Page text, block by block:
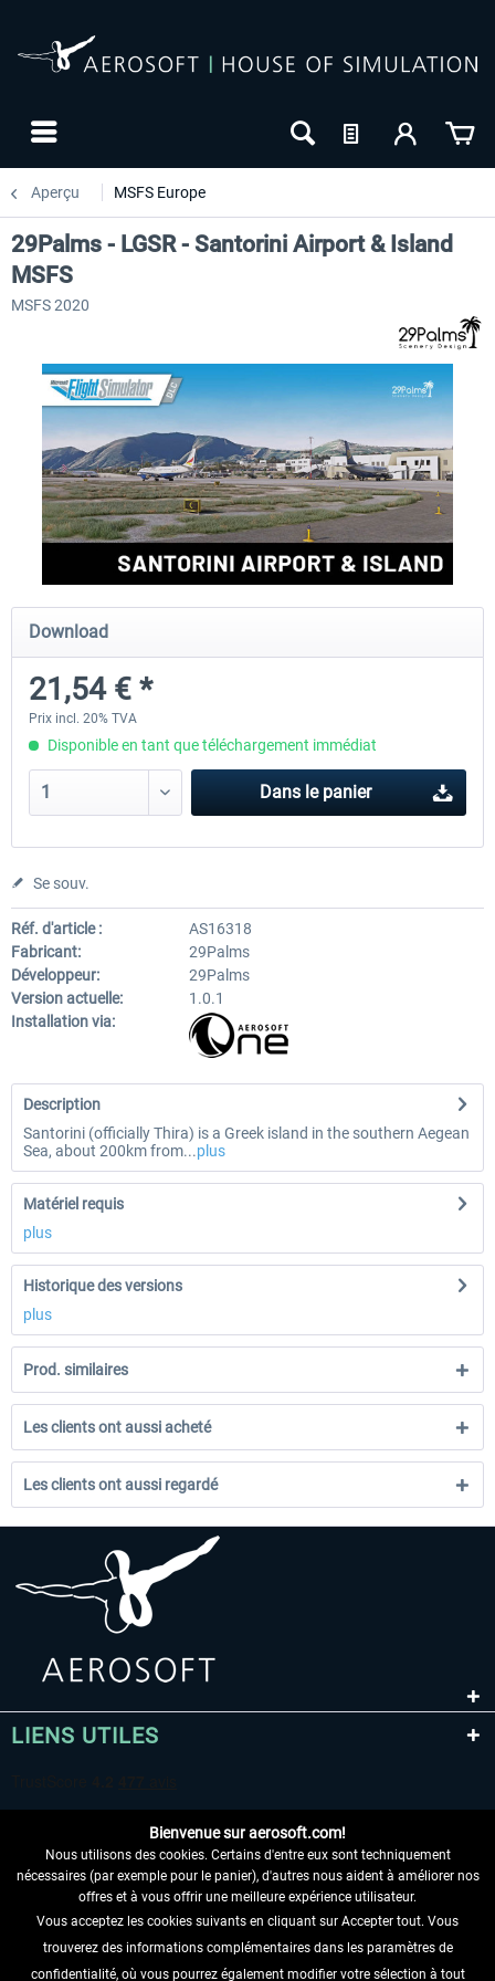
Aperçu MSFS Europe
Aerosoft Airport Cologne/Bonn sim-wings Hamburg
29Palms - LGSR - Santorini Airport & Island
MSFS
MSFS 2020
Download
21,54 € *
Prix incl. 20% TVA
Disponible en tant que téléchargement immédiat
Dans le panier
Se souv.
Réf. d'article :
AS16318
Fabricant:
29Palms
Développeur:
29Palms
Version actuelle:
1.0.1
Installation via:
Description
Santorini (officially Thira) is a Greek island in the southern Aegean
Sea, about 200km from...plus
Matériel requis
plus
Historique des versions
plus
Prod. similaires
Les clients ont aussi acheté
Les clients ont aussi regardé
LIENS UTILES
RENONCER AU CONTRAT ICI
Bienvenue sur aerosoft.com!
Nous utilisons des cookies. Certains d'entre eux sont techniquement
nécessaires (par exemple pour le panier), d'autres nous aident à améliorer nos
offres et à vous offrir une meilleure expérience utilisateur.
Vous acceptez les cookies suivants en cliquant sur Accepter tout. Vous
trouverez des informations complémentaires dans les paramètres de
confidentialité, où vous pourrez également modifier votre sélection à tout